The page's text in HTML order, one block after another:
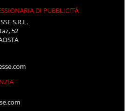
DI PUBBLICITÀ
S.R.L.
52